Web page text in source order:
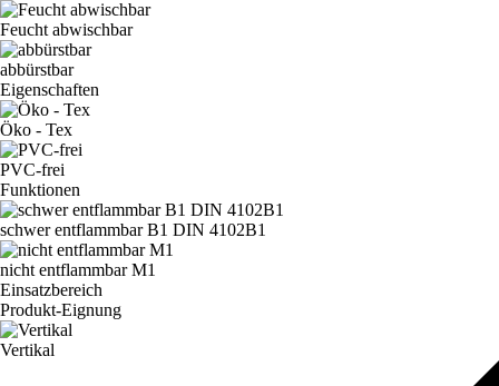
Feucht abwischbar
abbürstbar
Eigenschaften
Öko - Tex
PVC-frei
Funktionen
schwer entflammbar B1 DIN 4102B1
nicht entflammbar M1
Einsatzbereich
Produkt-Eignung
Vertikal